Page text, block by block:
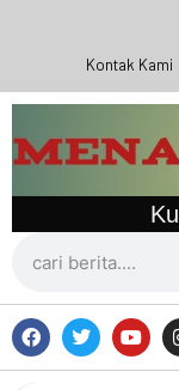
Kontak Kami